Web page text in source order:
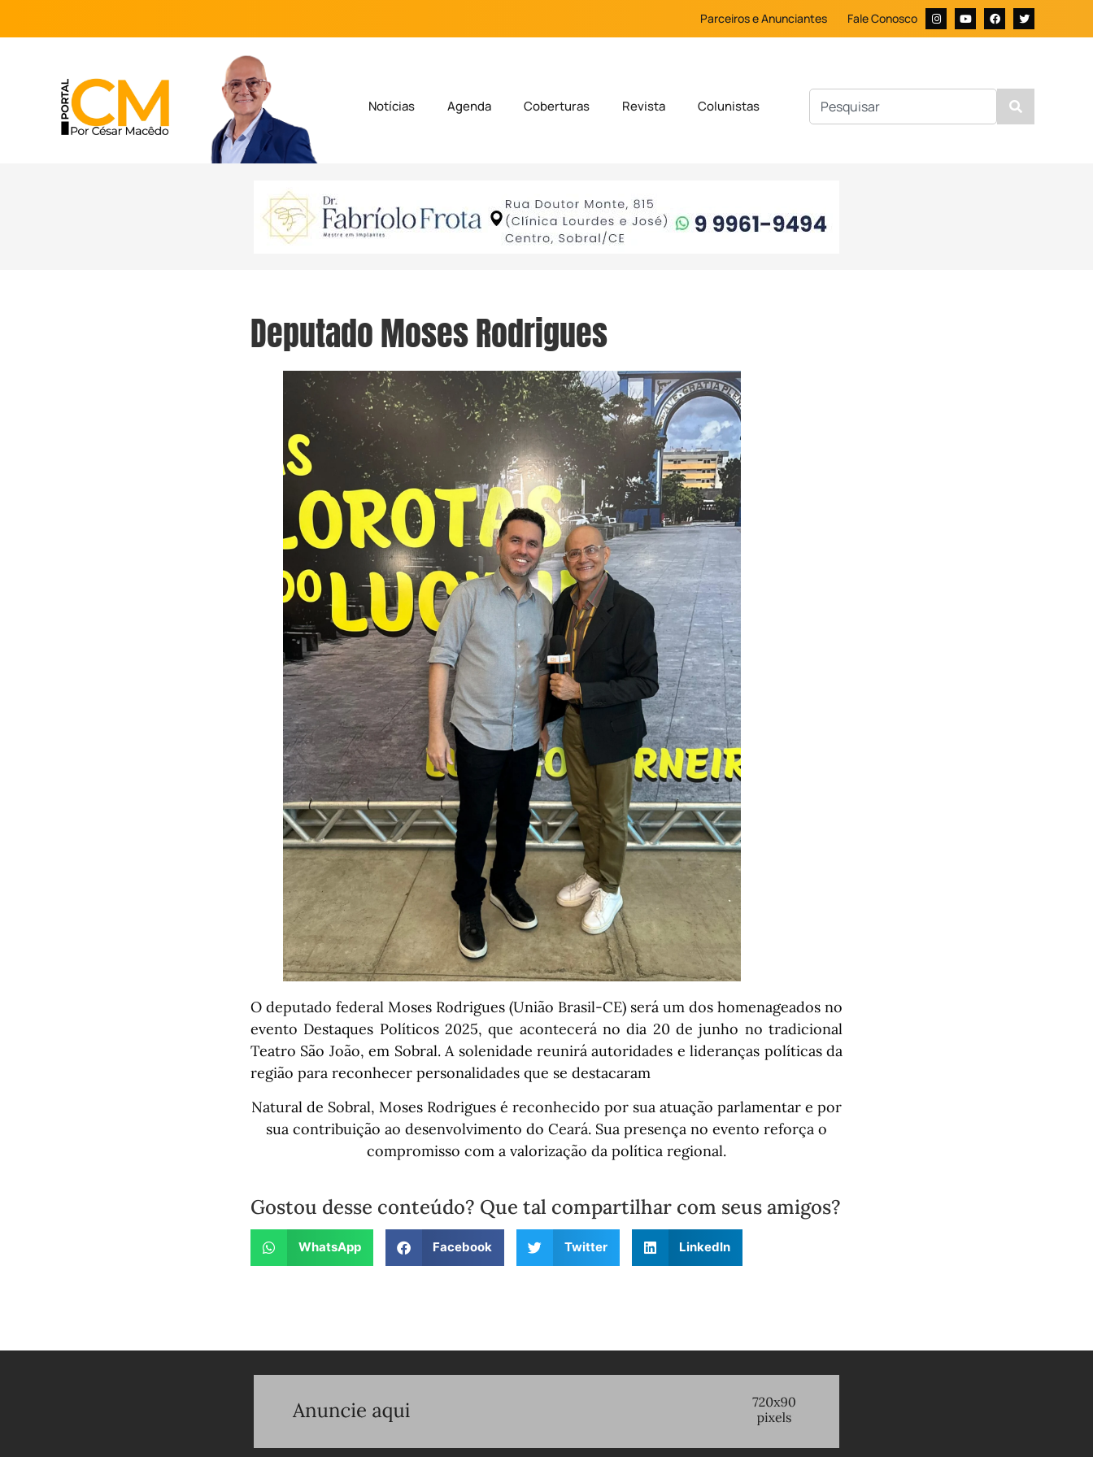
Parceiros e Anunciantes Fale Conosco
Notícias Agenda Coberturas Revista Colunistas
Deputado Moses Rodrigues
O deputado federal Moses Rodrigues (União Brasil-CE) será um dos homenageados no
evento Destaques Políticos 2025, que acontecerá no dia 20 de junho no tradicional
Teatro São João, em Sobral. A solenidade reunirá autoridades e lideranças políticas da
região para reconhecer personalidades que se destacaram
Natural de Sobral, Moses Rodrigues é reconhecido por sua atuação parlamentar e por
sua contribuição ao desenvolvimento do Ceará. Sua presença no evento reforça o
compromisso com a valorização da política regional.
Gostou desse conteúdo? Que tal compartilhar com seus amigos?
WhatsApp Facebook Twitter LinkedIn